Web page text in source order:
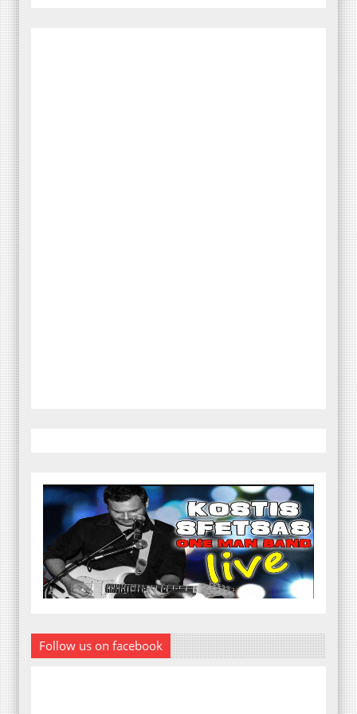
Follow us on facebook